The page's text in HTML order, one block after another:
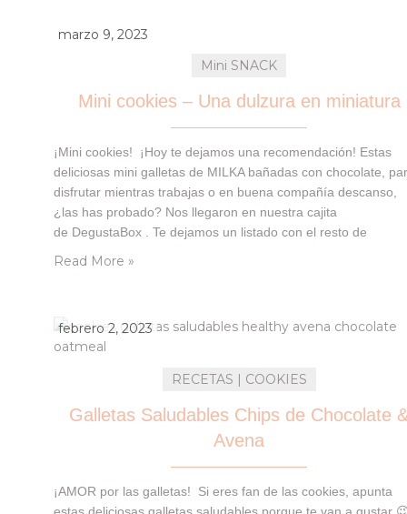
marzo 9, 2023
Mini SNACK
Mini cookies – Una dulzura en miniatura
¡Mini cookies! ¡Hoy te dejamos una recomendación! Estas
deliciosas mini galletas de MILKA bañadas con chocolate,
disfrutar mientras trabajas o en buena compañía descanso,
¿las has probado? Nos llegaron en nuestra cajita
de DegustaBox . Te dejamos un listado con el resto de
Read More »
febrero 2, 2023
RECETAS | COOKIES
Galletas Saludables Chips de Chocolate
Avena
¡AMOR por las galletas! Si eres fan de las cookies, apunta